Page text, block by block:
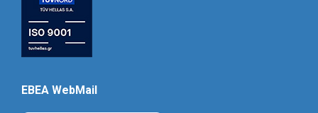
EBEA WebMail